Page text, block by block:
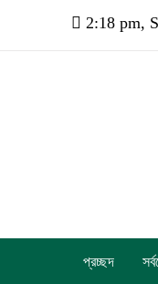
2:18 pm,
প্রচ্ছদ